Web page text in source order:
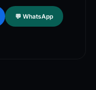
Medicine Guidel
Management
💬 WhatsApp